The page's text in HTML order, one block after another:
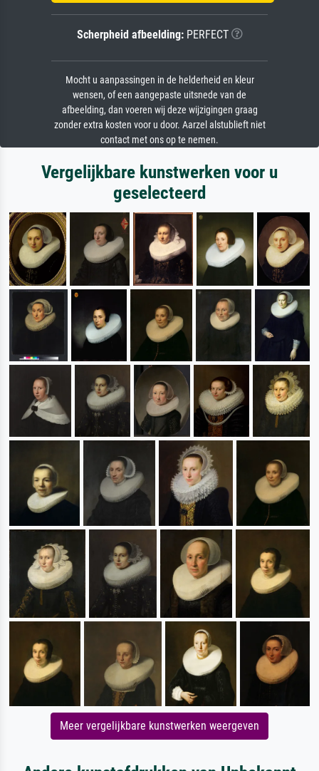
Scherpheid afbeelding:PERFECT
Mocht u aanpassingen in de helderheid en kleur
wensen, of een aangepaste uitsnede van de
afbeelding, dan voeren wij deze wijzigingen graag
zonder extra kosten voor u door. Aarzel alstublieft niet
contact met ons op te nemen.
Vergelijkbare kunstwerken voor u
geselecteerd
Meer vergelijkbare kunstwerken weergeven